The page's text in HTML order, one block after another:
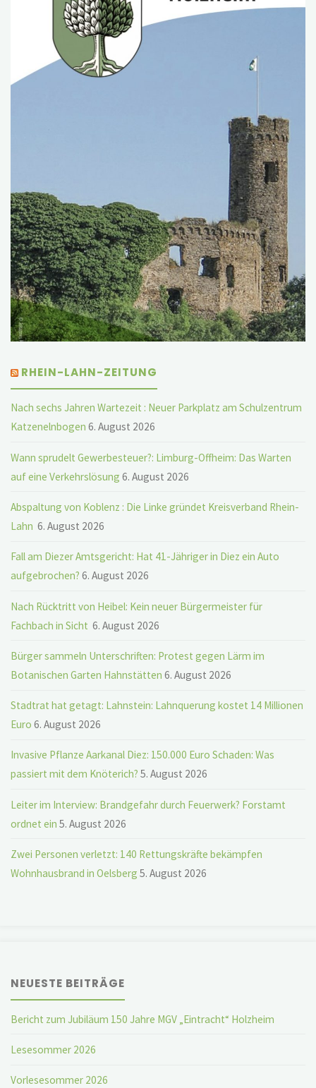
RHEIN-LAHN-ZEITUNG
Nach sechs Jahren Wartezeit : Neuer Parkplatz am Schulzentrum
Katzenelnbogen 6. August 2026
Wann sprudelt Gewerbesteuer?: Limburg-Offheim: Das Warten
auf eine Verkehrslösung 6. August 2026
Abspaltung von Koblenz : Die Linke gründet Kreisverband Rhein-
Lahn 6. August 2026
Fall am Diezer Amtsgericht: Hat 41-Jähriger in Diez ein Auto
aufgebrochen? 6. August 2026
Nach Rücktritt von Heibel: Kein neuer Bürgermeister für
Fachbach in Sicht 6. August 2026
Bürger sammeln Unterschriften: Protest gegen Lärm im
Botanischen Garten Hahnstätten 6. August 2026
Stadtrat hat getagt: Lahnstein: Lahnquerung kostet 14 Millionen
Euro 6. August 2026
Invasive Pflanze Aarkanal Diez: 150.000 Euro Schaden: Was
passiert mit dem Knöterich? 5. August 2026
Leiter im Interview: Brandgefahr durch Feuerwerk? Forstamt
ordnet ein 5. August 2026
Zwei Personen verletzt: 140 Rettungskräfte bekämpfen
Wohnhausbrand in Oelsberg 5. August 2026
NEUESTE BEITRÄGE
Bericht zum Jubiläum 150 Jahre MGV „Eintracht“ Holzheim
Lesesommer 2026
Vorlesesommer 2026